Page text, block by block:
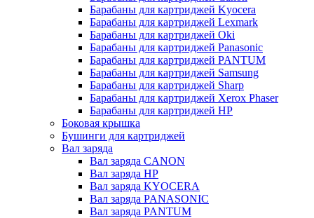
Барабаны для картриджей Kyocera
Барабаны для картриджей Lexmark
Барабаны для картриджей Oki
Барабаны для картриджей Panasonic
Барабаны для картриджей PANTUM
Барабаны для картриджей Samsung
Барабаны для картриджей Sharp
Барабаны для картриджей Xerox Phaser
Барабаны для картриджей НР
Боковая крышка
Бушинги для картриджей
Вал заряда
Вал заряда CANON
Вал заряда HP
Вал заряда KYOCERA
Вал заряда PANASONIC
Вал заряда PANTUM